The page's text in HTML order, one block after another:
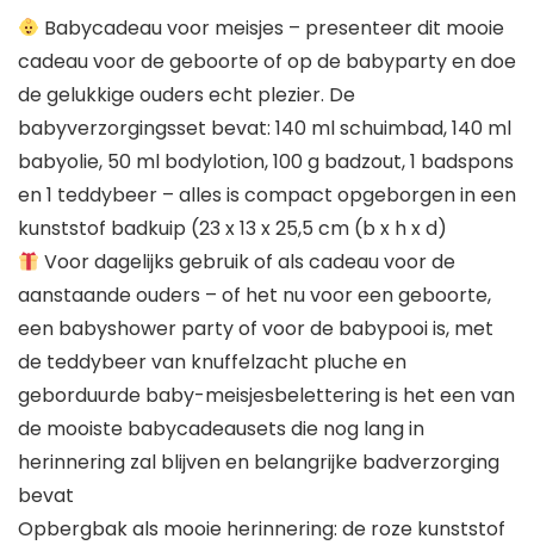
Babycadeau voor meisjes – presenteer dit mooie
cadeau voor de geboorte of op de babyparty en doe
de gelukkige ouders echt plezier. De
babyverzorgingsset bevat: 140 ml schuimbad, 140 ml
babyolie, 50 ml bodylotion, 100 g badzout, 1 badspons
en 1 teddybeer – alles is compact opgeborgen in een
kunststof badkuip (23 x 13 x 25,5 cm (b x h x d)
Voor dagelijks gebruik of als cadeau voor de
aanstaande ouders – of het nu voor een geboorte,
een babyshower party of voor de babypooi is, met
de teddybeer van knuffelzacht pluche en
geborduurde baby-meisjesbelettering is het een van
de mooiste babycadeausets die nog lang in
herinnering zal blijven en belangrijke badverzorging
bevat
Opbergbak als mooie herinnering: de roze kunststof